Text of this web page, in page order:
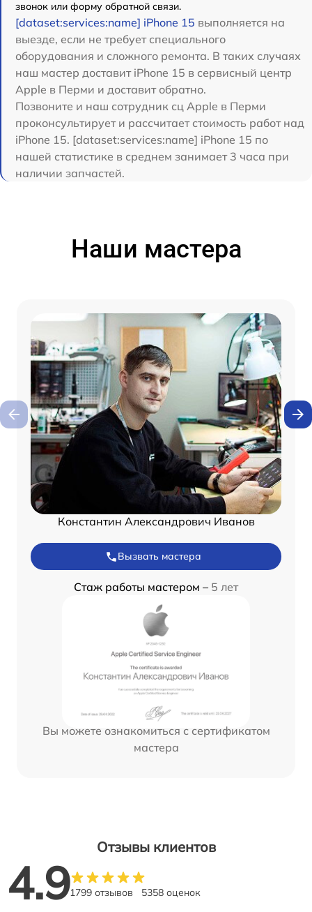
звонок или форму обратной связи.
[dataset:services:name] iPhone 15 выполняется на
выезде, если не требует специального
оборудования и сложного ремонта. В таких случаях
наш мастер доставит iPhone 15 в сервисный центр
Apple в Перми и доставит обратно.
Позвоните и наш сотрудник сц Apple в Перми
проконсультирует и рассчитает стоимость работ над
iPhone 15. [dataset:services:name] iPhone 15 по
нашей статистике в среднем занимает 3 часа при
наличии запчастей.
Наши мастера
Константин Александрович Иванов
Вызвать мастера
Стаж работы мастером – 5 лет
Вы можете ознакомиться с сертификатом
мастера
Отзывы клиентов
4.91799 отзывов 5358 оценок